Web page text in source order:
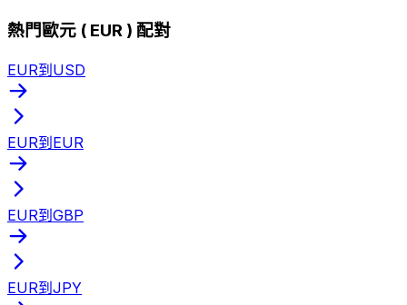
熱門歐元 ( EUR ) 配對
EUR到USD
EUR到EUR
EUR到GBP
EUR到JPY